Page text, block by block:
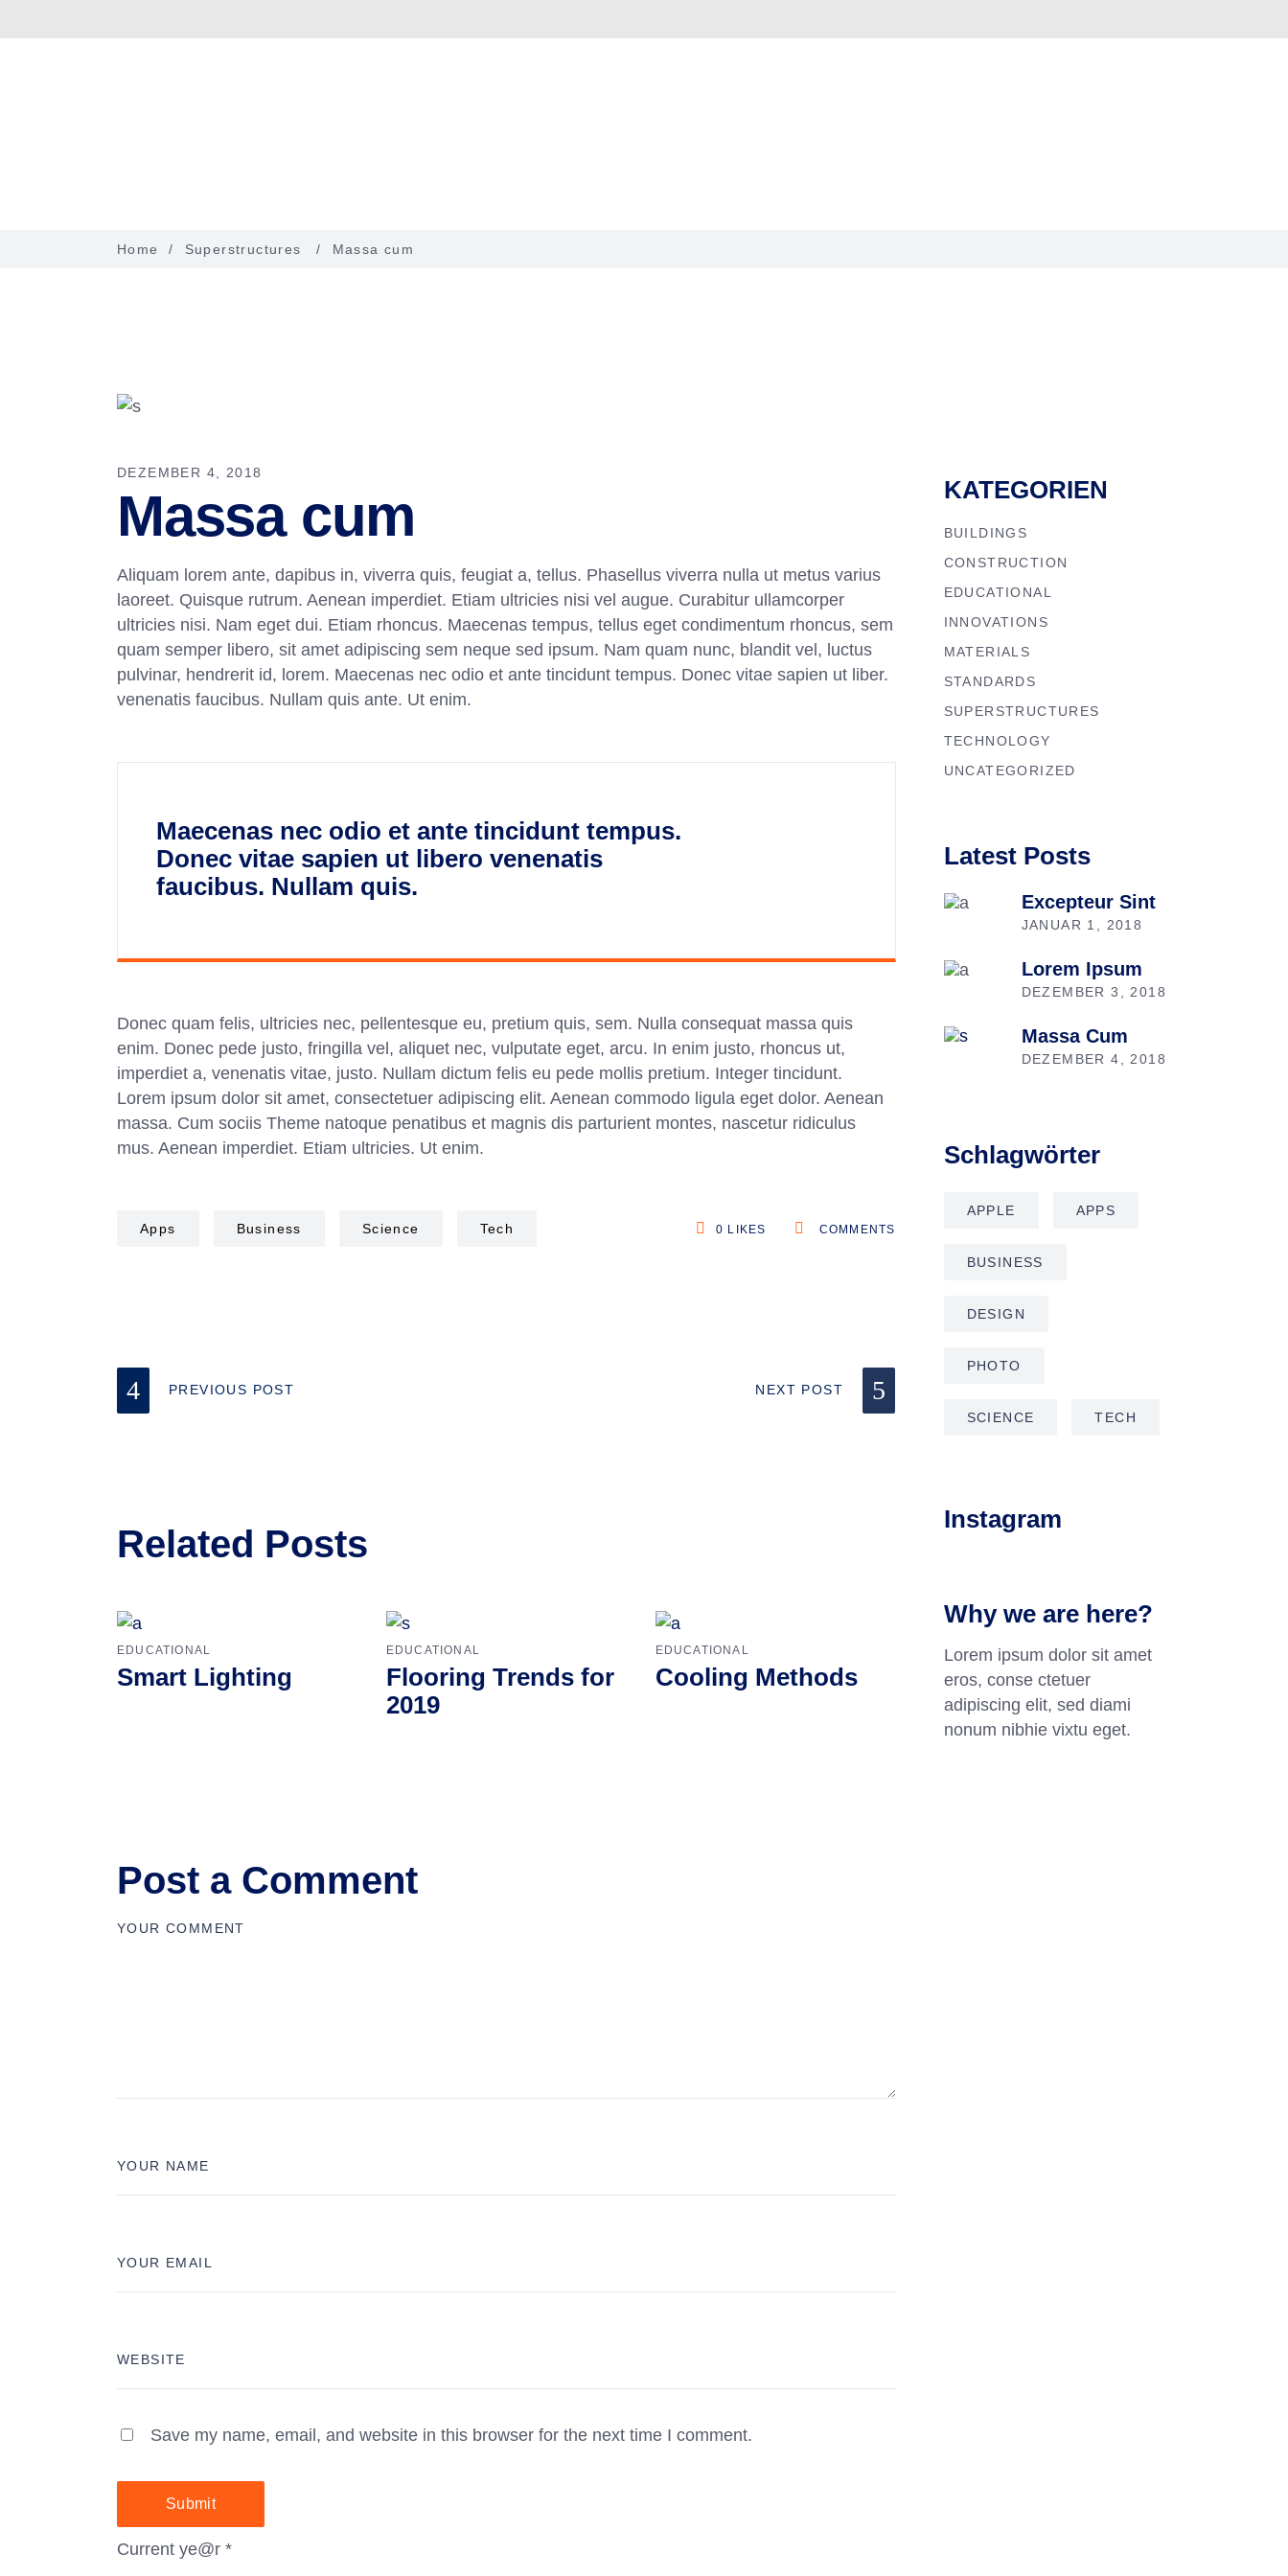
Home / Superstructures / Massa cum
DEZEMBER 4, 2018
Massa cum
Aliquam lorem ante, dapibus in, viverra quis, feugiat a, tellus. Phasellus viverra nulla ut metus varius
laoreet. Quisque rutrum. Aenean imperdiet. Etiam ultricies nisi vel augue. Curabitur ullamcorper
ultricies nisi. Nam eget dui. Etiam rhoncus. Maecenas tempus, tellus eget condimentum rhoncus, sem
quam semper libero, sit amet adipiscing sem neque sed ipsum. Nam quam nunc, blandit vel, luctus
pulvinar, hendrerit id, lorem. Maecenas nec odio et ante tincidunt tempus. Donec vitae sapien ut liber.
venenatis faucibus. Nullam quis ante. Ut enim.
Maecenas nec odio et ante tincidunt tempus.
Donec vitae sapien ut libero venenatis
faucibus. Nullam quis.
Donec quam felis, ultricies nec, pellentesque eu, pretium quis, sem. Nulla consequat massa quis
enim. Donec pede justo, fringilla vel, aliquet nec, vulputate eget, arcu. In enim justo, rhoncus ut,
imperdiet a, venenatis vitae, justo. Nullam dictum felis eu pede mollis pretium. Integer tincidunt.
Lorem ipsum dolor sit amet, consectetuer adipiscing elit. Aenean commodo ligula eget dolor. Aenean
massa. Cum sociis Theme natoque penatibus et magnis dis parturient montes, nascetur ridiculus
mus. Aenean imperdiet. Etiam ultricies. Ut enim.
Apps Business Science Tech COMMENTS
0 LIKES
PREVIOUS POST NEXT POST
Related Posts
EDUCATIONAL
Smart Lighting
EDUCATIONAL
Flooring Trends for
2019
EDUCATIONAL
Cooling Methods
Post a Comment
Save my name, email, and website in this browser for the next time I comment.
Submit
Current ye@r *
KATEGORIEN
BUILDINGS
CONSTRUCTION
EDUCATIONAL
INNOVATIONS
MATERIALS
STANDARDS
SUPERSTRUCTURES
TECHNOLOGY
UNCATEGORIZED
Latest Posts
Excepteur Sint
JANUAR 1, 2018
Lorem Ipsum
DEZEMBER 3, 2018
Massa Cum
DEZEMBER 4, 2018
Schlagwörter
APPLE APPS
BUSINESS
DESIGN
PHOTO
SCIENCE TECH
Instagram
Why we are here?
Lorem ipsum dolor sit amet
eros, conse ctetuer
adipiscing elit, sed diami
nonum nibhie vixtu eget.